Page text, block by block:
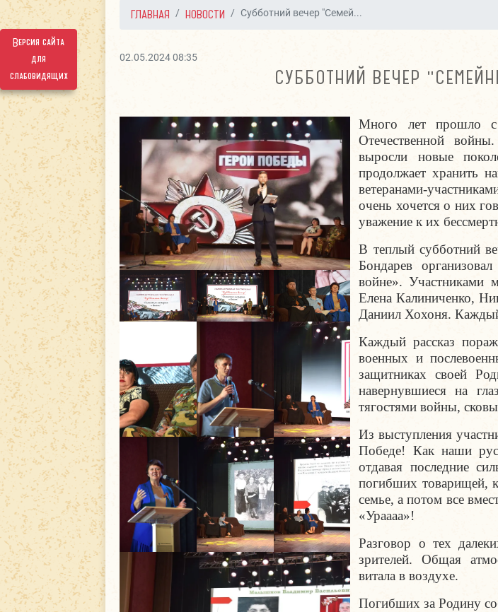
Версия сайта
для
слабовидящих
ГЛАВНАЯ НОВОСТИ Субботний вечер "Семей...
02.05.2024 08:35
СУББОТНИЙ ВЕЧЕР
Много лет прошло с
Отечественной
выросли новые
продолжает хранить
ветеранами-
очень хочется о них
уважение к их
В теплый субботний
Бондарев
войне». Участниками
Елена Калиниченко,
Даниил Хохоня.
Каждый рассказ
военных и
защитниках своей
навернувшиеся на
тягостями войны,
Из выступления
Победе! Как наши
отдавая последние
погибших товарищей,
семье, а потом все
«Ураааа»!
Разговор о тех
зрителей. Общая
витала в воздухе.
Погибших за Родину